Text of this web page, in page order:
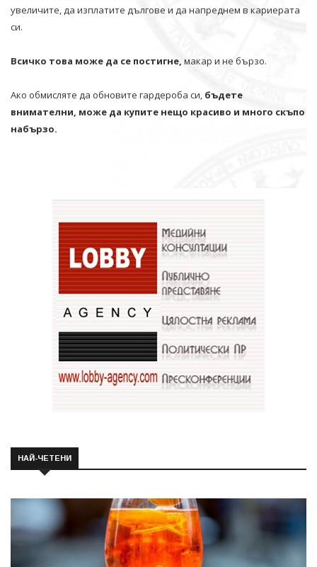
увеличите, да изплатите дългове и да напреднем в кариерата
си.
Всичко това може да се постигне, макар и не бързо.
Ако обмисляте да обновите гардероба си, бъдете
внимателни, може да купите нещо красиво и много скъпо
набързо.
НАЙ-ЧЕТЕНИ